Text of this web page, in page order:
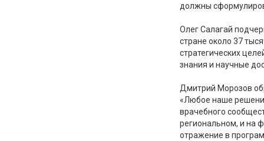
должны
Олег Салагай
стране около 37
стратегических
знания и научные
Дмитрий Морозов
«Любое наше
врачебного
региональном, и на
отражение в